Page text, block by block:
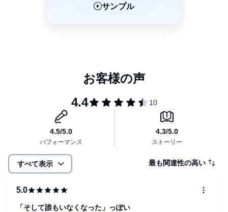
サンプル
すべて表示 最も関連性の高い
「そして誰もいなくなった」っぽい